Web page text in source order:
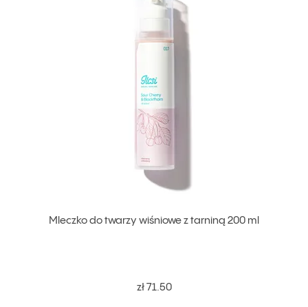
Mleczko do twarzy wiśniowe z tarniną 200 ml
zł 71.50